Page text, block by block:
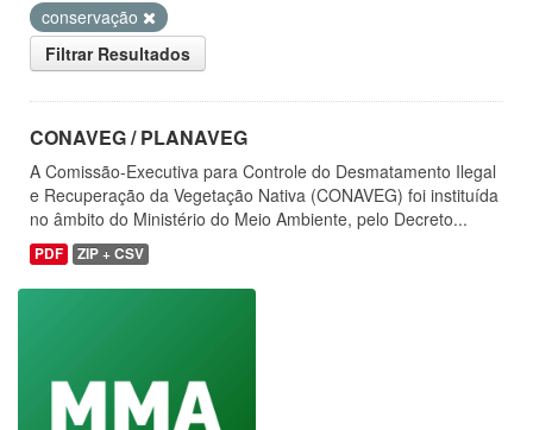
conservação
Filtrar Resultados
CONAVEG / PLANAVEG
A Comissão-Executiva para Controle do Desmatamento Ilegal
e Recuperação da Vegetação Nativa (CONAVEG) foi instituída
no âmbito do Ministério do Meio Ambiente, pelo Decreto...
PDF ZIP + CSV